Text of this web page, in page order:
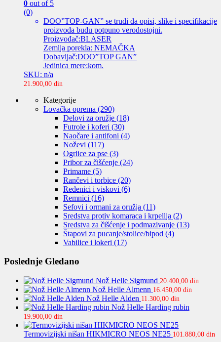
0 out of 5
(0)
DOO”TOP-GAN” se trudi da opisi, slike i specifikacije
proizvoda budu potpuno verodostojni.
Proizvođač:BLASER
Zemlja porekla: NEMAČKA
Dobavljač:DOO”TOP GAN”
Jedinica mere:kom.
SKU: n/a
21.900,00 din
Kategorije
Lovačka oprema (290)
Delovi za oružje (18)
Futrole i koferi (30)
Naočare i antifoni (4)
Noževi (117)
Ogrlice za pse (3)
Pribor za čišćenje (24)
Primame (5)
Rančevi i torbice (20)
Redenici i viskovi (6)
Remnici (16)
Sefovi i ormani za oružja (11)
Sredstva protiv komaraca i krpellja (2)
Sredstva za čišćenje i podmazivanje (13)
Štapovi za pucanje/stolice/bipod (4)
Vabilice i lokeri (17)
Poslednje Gledano
Nož Helle Sigmund 20.400,00 din
Nož Helle Almenn 16.450,00 din
Nož Helle Alden 11.300,00 din
Nož Helle Harding rubin
19.900,00 din
Termovizijski nišan HIKMICRO NEOS NE25 101.880,00 din